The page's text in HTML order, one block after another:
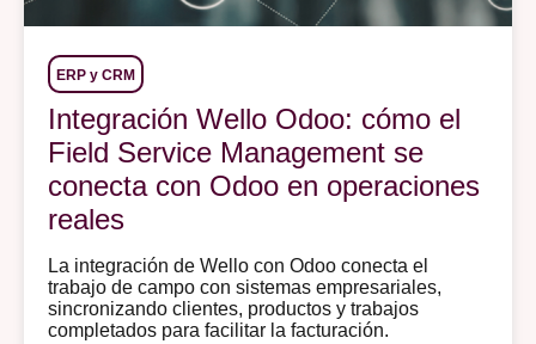
ERP y CRM
Integración Wello Odoo: cómo el
Field Service Management se
conecta con Odoo en operaciones
reales
La integración de Wello con Odoo conecta el
trabajo de campo con sistemas empresariales,
sincronizando clientes, productos y trabajos
completados para facilitar la facturación.